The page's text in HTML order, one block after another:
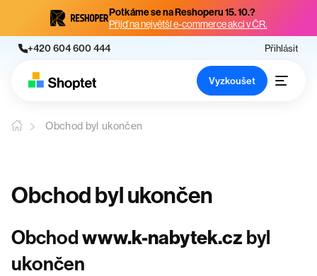
Potkáme se na Reshoperu 15. 10.?
Přijď na největší e-commerce akci v ČR.
+420 604 600 444 Přihlásit
Vyzkoušet
Obchod byl ukončen
Obchod byl ukončen
Obchodwww.k-nabytek.cz byl
ukončen